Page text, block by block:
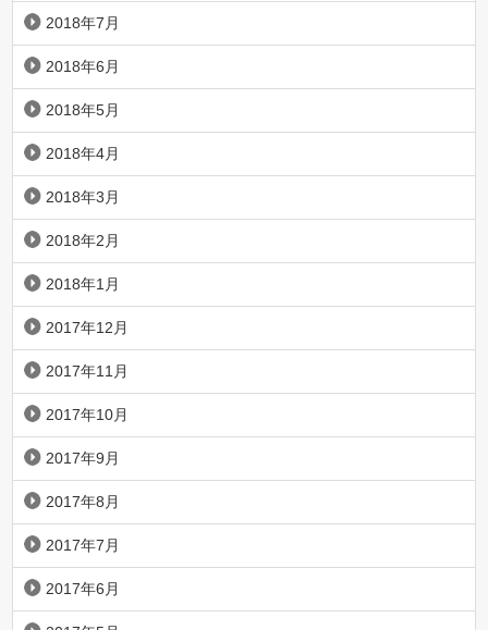
2018年7月
2018年6月
2018年5月
2018年4月
2018年3月
2018年2月
2018年1月
2017年12月
2017年11月
2017年10月
2017年9月
2017年8月
2017年7月
2017年6月